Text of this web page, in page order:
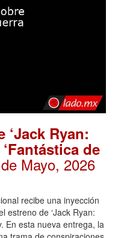
Ryan:
de
Mayo, 2026
recibe una inyección
estreno de ‘Jack Ryan:
En esta nueva entrega, la